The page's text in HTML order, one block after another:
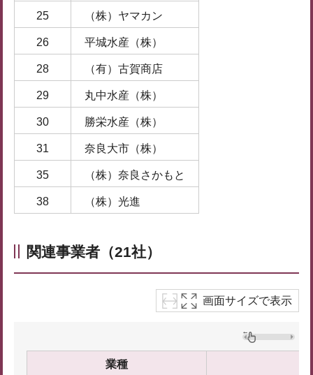
25 （株）ヤマカン
26 平城水産（株）
28 （有）古賀商店
29 丸中水産（株）
30 勝栄水産（株）
31 奈良大市（株）
35 （株）奈良さかもと
38 （株）光進
関連事業者 （21社）
画面サイズで表示
業種